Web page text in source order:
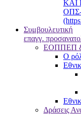
ΚΑΙ
ΟΠΣ-
Συμβουλευτική
επαγγ.
ΕΟΠΠΕΠ
Ο
Δράσεις